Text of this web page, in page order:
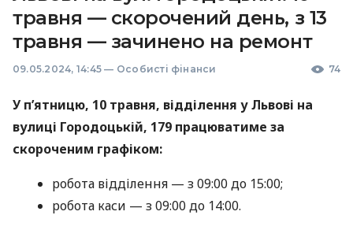
травня — скорочений день, з 13
травня — зачинено на ремонт
09.05.2024, 14:45 — Особисті фінанси 74
У п’ятницю, 10 травня, відділення у Львові на
вулиці Городоцькій, 179 працюватиме за
скороченим графіком:
робота відділення — з 09:00 до 15:00;
робота каси — з 09:00 до 14:00.